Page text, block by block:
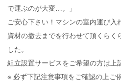
で運ぶのが大変…。」
ご安心下さい！マシンの室内運び入
資材の撤去までを行わせて頂くらく
した。
組立設置サービスをご希望の方は上
※ 必ず下記注意事項をご確認の上ご